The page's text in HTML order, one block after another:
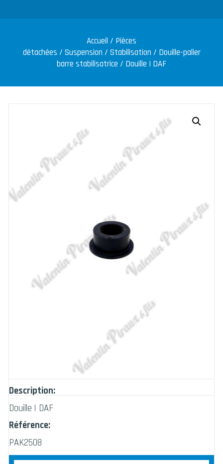
Accueil / Pièces
détachées / Suspension / Stabilisation / Douille-palier
barre stabilisatrice / Douille | DAF
Description:
Douille | DAF
Référence:
PAK2508